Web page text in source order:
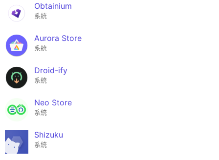
Obtainium
系統
Aurora Store
系統
Droid-ify
系統
Neo Store
系統
Shizuku
系統